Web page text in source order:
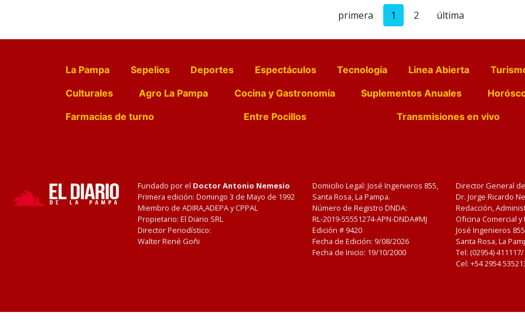
primera 1 2 última
La Pampa Sepelios Deportes Espectáculos Tecnología Linea Abierta
Culturales
Agro La Pampa Cocina y Gastronomía Suplementos Anuales
Farmacias de turno
Entre Pocillos Transmisiones en vivo
Fundado por el Doctor Antonio Nemesio
Primera edición: Domingo 3 de Mayo de 1992
Miembro de ADIRA,ADEPA y CPPAL
Propietario: El Diario SRL
Director Periodístico:
Walter René Goñi
Domicilio Legal: José Ingenieros 855,
Santa Rosa, La Pampa.
Número de Registro DNDA:
RL-2019-55551274-APN-DNDA#MJ
Edición # 9420
Fecha de Edición: 9/08/2026
Fecha de Inicio: 19/10/2000
Director General
Dr. Jorge Ricardo
Redacción,
Oficina Comercial
José Ingenieros
Santa Rosa, La
Tel: (02954)
Cel: +54 2954